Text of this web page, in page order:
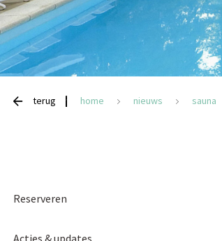
terug home nieuws sauna
Reserveren
Acties & updates